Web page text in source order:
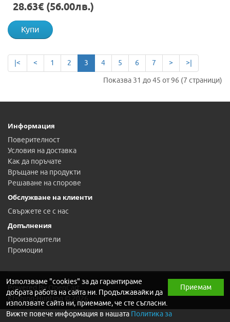
28.63€ (56.00лв.)
Купи
|< < 1 2 3 4 5 6 7 >
>|
Показва 31 до 45 от 96 (7 страници)
Информация
Поверителност
Условия на доставка
Как да поръчате
Връщане на продукти
Решаване на спорове
Обслужване на клиенти
Свържете се с нас
Допълнения
Производители
Промоции
Powered By
OpenCart
Kfishing-Hunting © 2026
Приемам
Използваме "cookies" за да гарантираме
добрата работа на сайта ни. Продължавайки да
използвате сайта ни, приемаме, че сте съгласни.
Вижте повече информация в нашата Политика за